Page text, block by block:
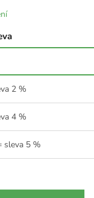
2 %
4 %
sleva 5 %